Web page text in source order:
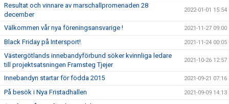
Resultat och vinnare av marschallpromenaden 28
december
2022-01-01 15:54
Välkommen vår nya föreningsansvarige ! 2021-11-27 09:00
Black Friday på Intersport! 2021-11-24 00:05
Västergötlands innebandyförbund söker kvinnliga ledare
till projektsatsningen Framsteg Tjejer
2021-10-26 12:57
Innebandyn startar för födda 2015 2021-09-21 07:16
På besök i Nya Fristadhallen 2021-09-09 14:13